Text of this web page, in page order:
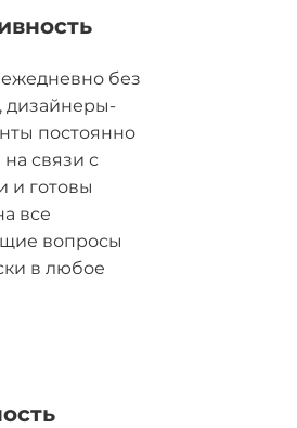
без
дизайнеры-
постоянно
на связи с
и готовы
все
вопросы
в любое